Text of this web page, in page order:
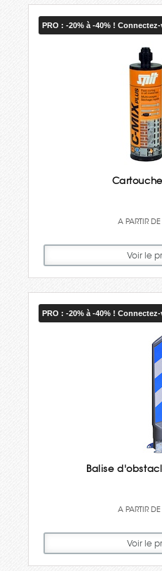
PRO : -20% à -40% !
Voir le
PRO : -20% à -40% !
Balise
Voir le